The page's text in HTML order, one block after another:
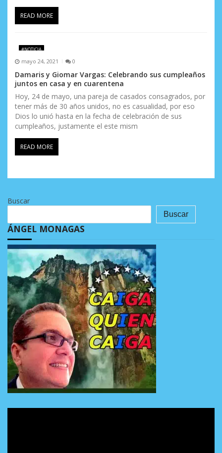
READ MORE
#NOTICIA
mayo 24, 2021 0
Damaris y Giomar Vargas: Celebrando sus cumpleaños
juntos en casa y en cuarentena
Hoy, 24 de mayo, una pareja de casados consagrados, por
tener más de 30 años unidos, no es casualidad, por eso
Dios lo unió hasta en la fecha de celebración de sus
cumpleaños, justamente el este mism
READ MORE
Buscar
Buscar
ÁNGEL MONAGAS